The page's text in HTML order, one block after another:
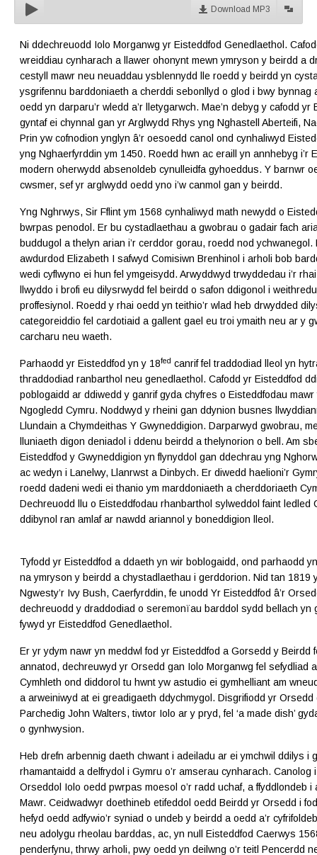
Download MP3
Ni ddechreuodd Iolo Morganwg yr Eisteddfod Genedlaethol.
wreiddiau cynharach a llawer ohonynt mewn ymryson y beirdd a
cestyll mawr neu neuaddau ysblennydd lle roedd y beirdd yn
ysgrifennu barddoniaeth a cherddi sebonllyd o glod i bwy bynnag
oedd yn darparu’r wledd a’r lletygarwch. Mae’n debyg y cafodd yr
gyntaf ei chynnal gan yr Arglwydd Rhys yng Nghastell Aberteifi,
Prin yw cofnodion ynglyn â’r oesoedd canol ond cynhaliwyd
yng Nghaerfyrddin ym 1450. Roedd hwn ac eraill yn annhebyg i’r
modern oherwydd absenoldeb cynulleidfa gyhoeddus. Y barnwr
cwsmer, sef yr arglwydd oedd yno i’w canmol gan y beirdd.
Yng Nghrwys, Sir Fflint ym 1568 cynhaliwyd math newydd o
bwrpas penodol. Er bu cystadlaethau a gwobrau o gadair fach
buddugol a thelyn arian i’r cerddor gorau, roedd nod ychwanegol.
awdurdod Elizabeth I safwyd Comisiwn Brenhinol i arholi bob
wedi cyflwyno ei hun fel ymgeisydd. Arwyddwyd trwyddedau i’r
llwyddo i brofi eu dilysrwydd fel beirdd o safon ddigonol i
proffesiynol. Roedd y rhai oedd yn teithio’r wlad heb drwydded
categoreiddio fel cardotiaid a gallent gael eu troi ymaith neu ar y
carcharu neu waeth.
Parhaodd yr Eisteddfod yn y 18fed canrif fel traddodiad lleol yn
thraddodiad ranbarthol neu genedlaethol. Cafodd yr Eisteddfod
poblogaidd ar ddiwedd y ganrif gyda chyfres o Eisteddfodau mawr
Ngogledd Cymru. Noddwyd y rheini gan ddynion busnes
Llundain a Chymdeithas Y Gwyneddigion. Darparwyd gwobrau,
lluniaeth digon deniadol i ddenu beirdd a thelynorion o bell. Am
Eisteddfod y Gwyneddigion yn flynyddol gan ddechrau yng
ac wedyn i Lanelwy, Llanrwst a Dinbych. Er diwedd haelioni’r
roedd dadeni wedi ei thanio ym marddoniaeth a cherddoriaeth
Dechreuodd llu o Eisteddfodau rhanbarthol sylweddol faint ledled
ddibynol ran amlaf ar nawdd ariannol y boneddigion lleol.
Tyfodd yr Eisteddfod a ddaeth yn wir boblogaidd, ond parhaodd
na ymryson y beirdd a chystadlaethau i gerddorion. Nid tan 1819
Ngwesty’r Ivy Bush, Caerfyrddin, fe unodd Yr Eisteddfod â’r
dechreuodd y draddodiad o seremonïau barddol sydd bellach yn
fywyd yr Eisteddfod Genedlaethol.
Er yr ydym nawr yn meddwl fod yr Eisteddfod a Gorsedd y Beirdd
annatod, dechreuwyd yr Orsedd gan Iolo Morganwg fel sefydliad
Cymhleth ond diddorol tu hwnt yw astudio ei gymhelliant am
a arweiniwyd at ei greadigaeth ddychmygol. Disgrifiodd yr Orsedd
Parchedig John Walters, tiwtor Iolo ar y pryd, fel ‘a made dish’
o gynhwysion.
Heb drefn arbennig daeth chwant i adeiladu ar ei ymchwil ddilys i
rhamantaidd a delfrydol i Gymru o’r amserau cynharach. Canolog
Orseddol Iolo oedd pwrpas moesol o’r radd uchaf, a ffyddlondeb i
Mawr. Ceidwadwyr doethineb etifeddol oedd Beirdd yr Orsedd i
hefyd oedd adfywio’r syniad o undeb y beirdd a oedd a’r
neu adolygu rheolau barddas, ac, yn null Eisteddfod Caerwys
penderfynu, thrwy arholi, pwy oedd yn deilwng o’r teitl Pencerdd